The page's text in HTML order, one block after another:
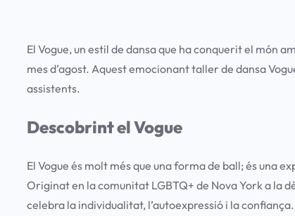
El Vogue, un estil de dansa que ha conquerit el món
mes d’agost. Aquest emocionant taller de dansa
assistents.
Descobrint el Vogue
El Vogue és molt més que una forma de ball; és una
Originat en la comunitat LGBTQ+ de Nova York a la
celebra la individualitat, l’autoexpressió i la confiança.